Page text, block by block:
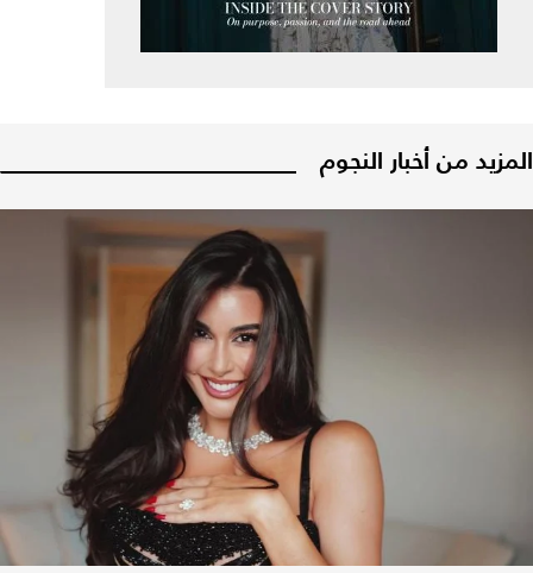
المزيد من أخبار النجوم